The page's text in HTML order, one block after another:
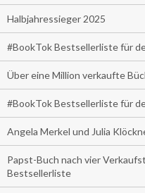
Halbjahressieger 2025
#BookTok Bestsellerliste für
Über eine Million verkaufte
#BookTok Bestsellerliste für
Angela Merkel und Julia
Papst-Buch nach vier
Bestsellerliste